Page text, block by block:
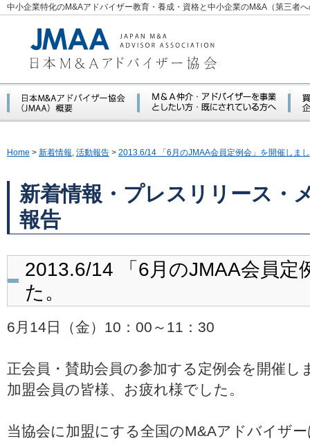
中小企業特化のM&Aアドバイザー教育・養成・資格と中小企業のM&A（第三者
Home > 新着情報, 活動報告 > 2013.6/14 「6月のJMAA会員定例会」を開催しま
新着情報・プレスリリース・
報告
2013.6/14 「6月のJMAA会員定
た。
6月14日（金）10：00～11：30
正会員・賛助会員の参加する定例会を開催し
加盟会員の皆様、お疲れ様でした。
当協会に加盟にする全国のM&Aアドバイザ